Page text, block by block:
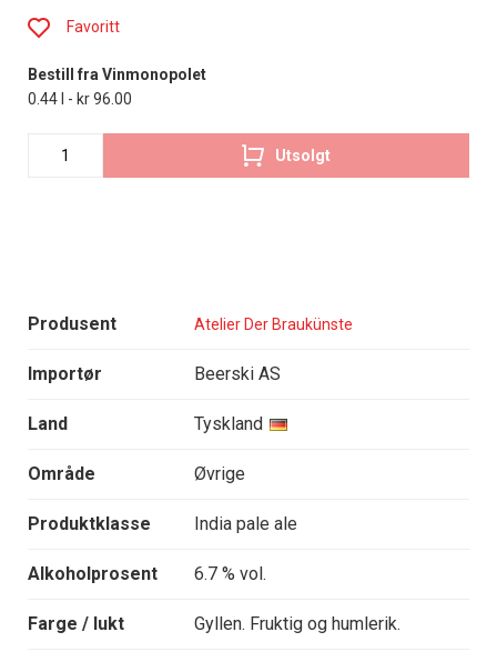
Produsent Atelier Der Braukünste
Importør Beerski AS
Land Tyskland
Område Øvrige
Produktklasse India pale ale
Alkoholprosent 6.7 % vol.
Farge / lukt Gyllen. Fruktig og humlerik.
Favoritt
Bestill fra Vinmonopolet
0.44 l - kr 96.00
Utsolgt